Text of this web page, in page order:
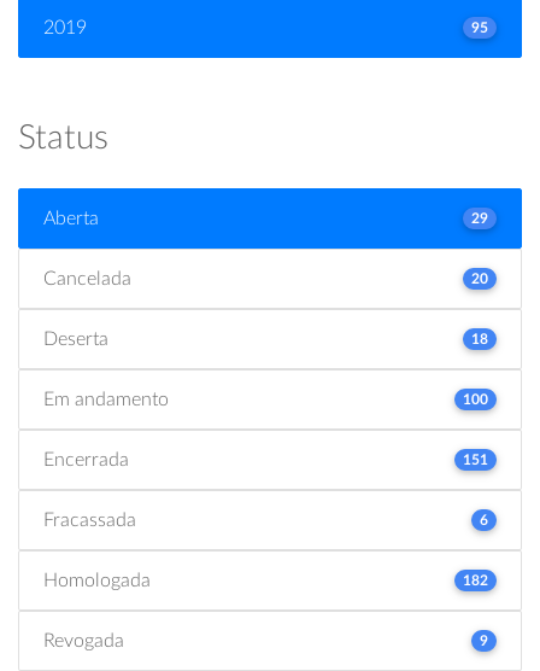
2019 95
Status
Aberta 29
Cancelada 20
Deserta 18
Em andamento 100
Encerrada 151
Fracassada 6
Homologada 182
Revogada 9